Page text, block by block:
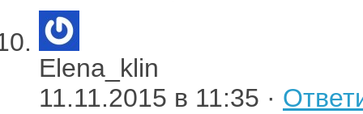
Elena_klin
11.11.2015 в 11:35 ·